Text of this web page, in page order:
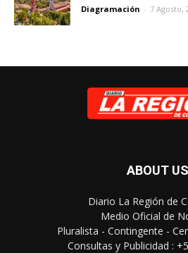
Diagramación - 7 Agosto,
ABOUT US
Diario La Región de
Medio Oficial de
Pluralista - Contingente -
Consultas y Publicidad :